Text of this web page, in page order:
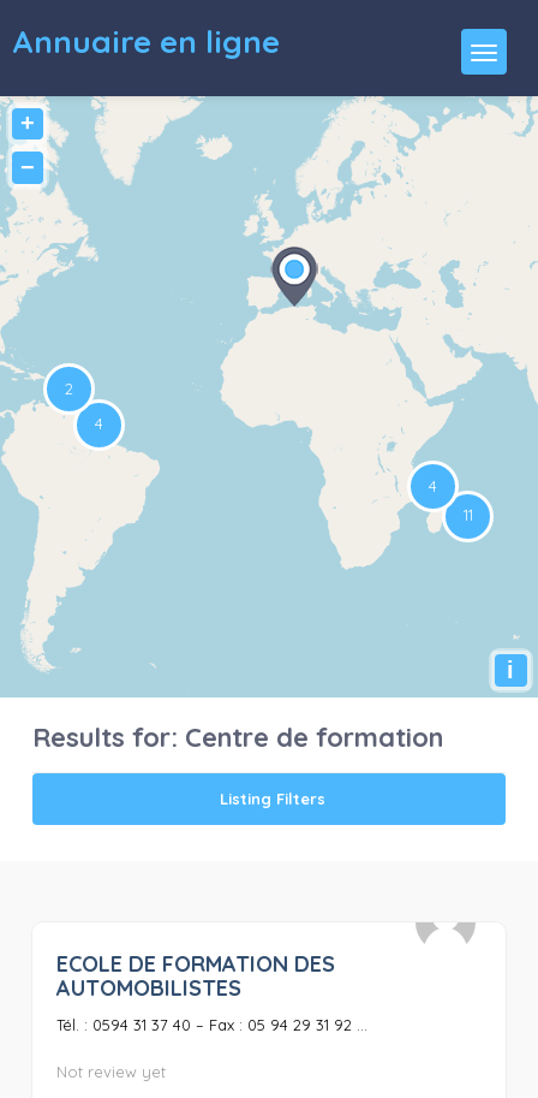
Annuaire en ligne
+
−
i
Results for: Centre de formation
Listing Filters
ECOLE DE FORMATION DES
AUTOMOBILISTES
Tél. : 0594 31 37 40 – Fax : 05 94 29 31 92 ...
Not review yet